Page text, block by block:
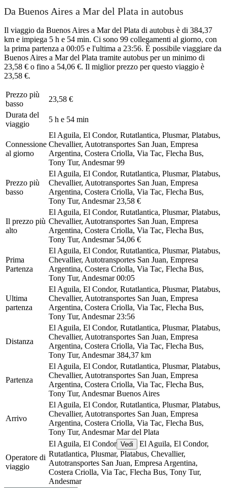
Da Buenos Aires a Mar del Plata in autobus
Il viaggio da Buenos Aires a Mar del Plata di autobus è di 384,37
km e impiega 5 h e 54 min. Ci sono 99 collegamenti al giorno, con
la prima partenza a 00:05 e l'ultima a 23:56. È possibile viaggiare da
Buenos Aires a Mar del Plata tramite autobus per un minimo di
23,58 € o fino a 54,06 €. Il miglior prezzo per questo viaggio è
23,58 €.
Prezzo più
basso
23,58 €
Durata del
viaggio
5 h e 54 min
Connessione
al giorno
El Aguila, El Condor, Rutatlantica, Plusmar, Platabus,
Chevallier, Autotransportes San Juan, Empresa
Argentina, Costera Criolla, Via Tac, Flecha Bus,
Tony Tur, Andesmar 99
Prezzo più
basso
El Aguila, El Condor, Rutatlantica, Plusmar, Platabus,
Chevallier, Autotransportes San Juan, Empresa
Argentina, Costera Criolla, Via Tac, Flecha Bus,
Tony Tur, Andesmar 23,58 €
Il prezzo più
alto
El Aguila, El Condor, Rutatlantica, Plusmar, Platabus,
Chevallier, Autotransportes San Juan, Empresa
Argentina, Costera Criolla, Via Tac, Flecha Bus,
Tony Tur, Andesmar 54,06 €
Prima
Partenza
El Aguila, El Condor, Rutatlantica, Plusmar, Platabus,
Chevallier, Autotransportes San Juan, Empresa
Argentina, Costera Criolla, Via Tac, Flecha Bus,
Tony Tur, Andesmar 00:05
Ultima
partenza
El Aguila, El Condor, Rutatlantica, Plusmar, Platabus,
Chevallier, Autotransportes San Juan, Empresa
Argentina, Costera Criolla, Via Tac, Flecha Bus,
Tony Tur, Andesmar 23:56
Distanza
El Aguila, El Condor, Rutatlantica, Plusmar, Platabus,
Chevallier, Autotransportes San Juan, Empresa
Argentina, Costera Criolla, Via Tac, Flecha Bus,
Tony Tur, Andesmar 384,37 km
Partenza
El Aguila, El Condor, Rutatlantica, Plusmar, Platabus,
Chevallier, Autotransportes San Juan, Empresa
Argentina, Costera Criolla, Via Tac, Flecha Bus,
Tony Tur, Andesmar Buenos Aires
Arrivo
El Aguila, El Condor, Rutatlantica, Plusmar, Platabus,
Chevallier, Autotransportes San Juan, Empresa
Argentina, Costera Criolla, Via Tac, Flecha Bus,
Tony Tur, Andesmar Mar del Plata
Operatore di
viaggio
El Aguila, El Condor Vedi
El Aguila, El Condor,
Rutatlantica, Plusmar, Platabus, Chevallier,
Autotransportes San Juan, Empresa Argentina,
Costera Criolla, Via Tac, Flecha Bus, Tony Tur,
Andesmar